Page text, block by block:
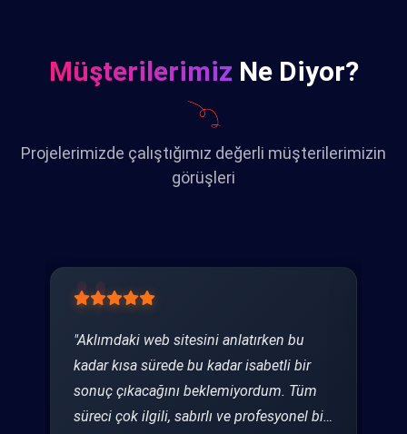
Müşterilerimiz Ne Diyor?
Projelerimizde çalıştığımız değerli müşterilerimizin
görüşleri
"Aklımdaki web sitesini anlatırken bu
kadar kısa sürede bu kadar isabetli bir
sonuç çıkacağını beklemiyordum. Tüm
süreci çok ilgili, sabırlı ve profesyonel bir